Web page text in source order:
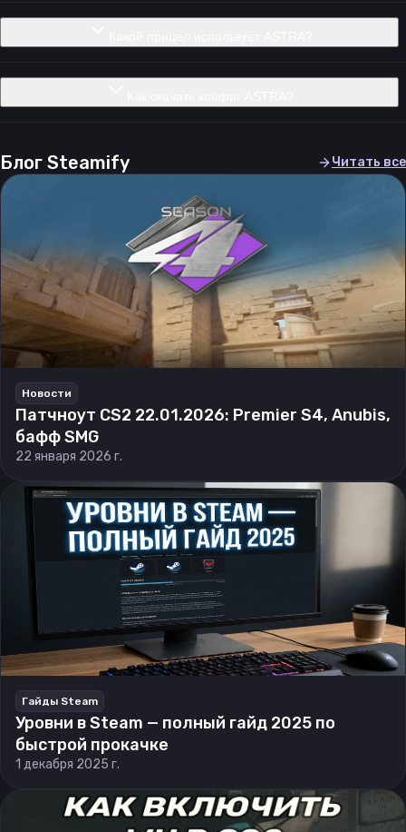
Блог Steamify Читать все
Новости
Патчноут CS2 22.01.2026: Premier S4, Anubis,
бафф SMG
22 января 2026 г.
Гайды Steam
Уровни в Steam — полный гайд 2025 по
быстрой прокачке
1 декабря 2025 г.